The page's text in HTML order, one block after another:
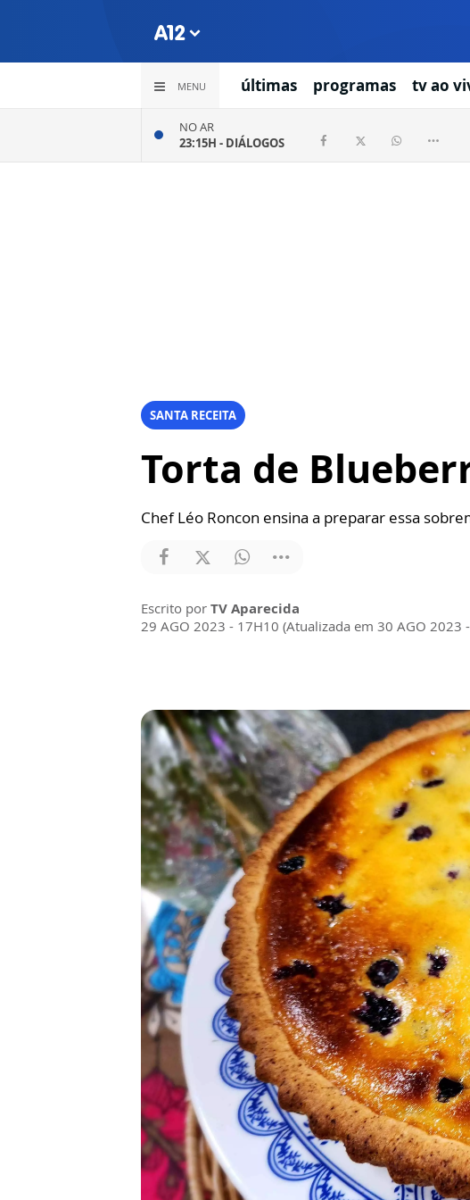
MENU últimas programas tv ao
NO AR
23:15H - DIÁLOGOS
SANTA RECEITA
Torta de
Chef Léo Roncon ensina a preparar essa
Escrito por TV Aparecida
29 AGO 2023 - 17H10 (Atualizada em 30 AGO 2023